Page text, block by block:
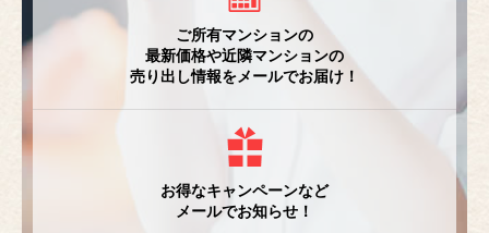
ご所有マンションの
最新価格や近隣マンションの
売り出し情報をメールでお届け！
お得なキャンペーンなど
メールでお知らせ！